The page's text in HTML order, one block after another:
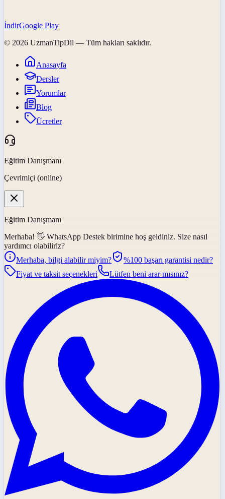
İndirGoogle Play
© 2026 UzmanTipDil — Tüm hakları saklıdır.
Anasayfa
Dersler
Yorumlar
Blog
Ücretler
Eğitim Danışmanı
Çevrimiçi (online)
Eğitim Danışmanı
Merhaba! 👋 WhatsApp Destek birimine hoş geldiniz. Size nasıl
yardımcı olabiliriz?
Merhaba, bilgi alabilir miyim?
%100 başarı garantisi nedir?
Fiyat ve taksit seçenekleri
Lütfen beni arar mısınız?